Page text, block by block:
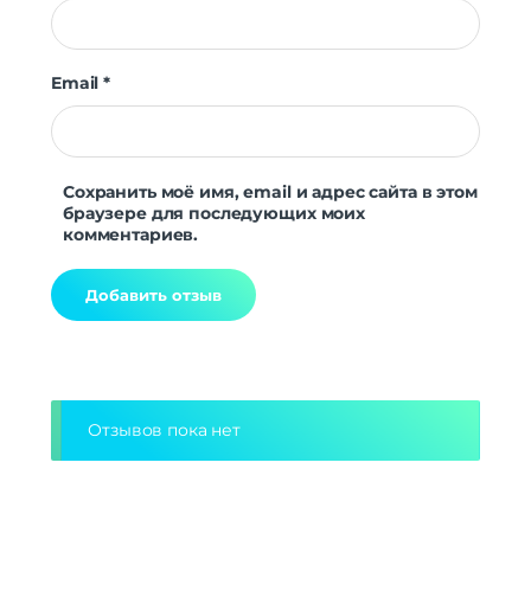
Email*
Сохранить моё имя, email и адрес сайта в этом
браузере для последующих моих
комментариев.
Отзывов пока нет